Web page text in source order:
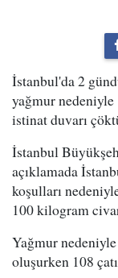
İstanbul'da 2
yağmur
istinat duvarı
İstanbul
açıklamada
koşulları
100 kilogram
Yağmur nedeniyle
oluşurken 108